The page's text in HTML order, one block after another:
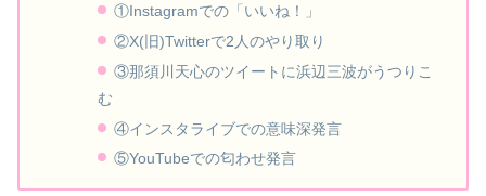
①Instagramでの「いいね！」
②X(旧)Twitterで2人のやり取り
③那須川天心のツイートに浜辺三波がうつりこ
む
④インスタライブでの意味深発言
⑤YouTubeでの匂わせ発言